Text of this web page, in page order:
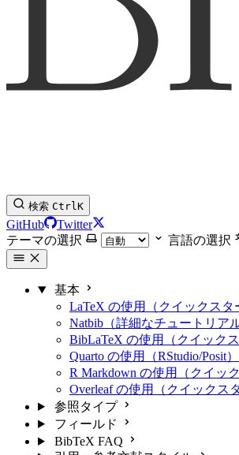
検索 CtrlK
GitHub
Twitter
テーマの選択
言語の選択
基本
LaTeX の使用（クイックスタ
Natbib（詳細なチュートリアル
BibLaTeX の使用（クイックス
Quarto の使用（RStudio/Posit
R Markdown の使用（クイッ
Overleaf の使用（クイックス
参照タイプ
フィールド
BibTeX FAQ